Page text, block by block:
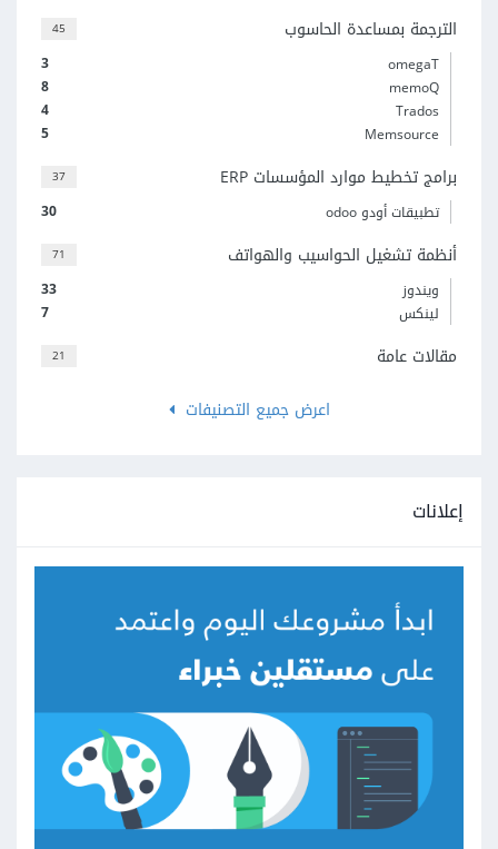
45 الترجمة بمساعدة الحاسوب
3
omegaT
8
memoQ
4
Trados
5
Memsource
37 برامج تخطيط موارد المؤسسات ERP
30 تطبيقات أودو odoo
71 أنظمة تشغيل الحواسيب والهواتف
33
ويندوز
7
لينكس
21
مقالات عامة
اعرض جميع التصنيفات
إعلانات